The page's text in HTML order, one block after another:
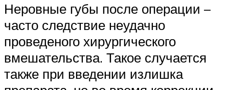
Неровные губы после операции –
часто следствие неудачно
проведеного хирургического
вмешательства. Такое случается
также при введении излишка